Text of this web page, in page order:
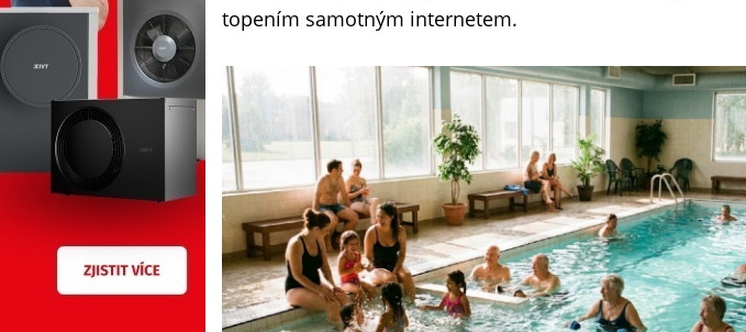
topením samotným internetem.